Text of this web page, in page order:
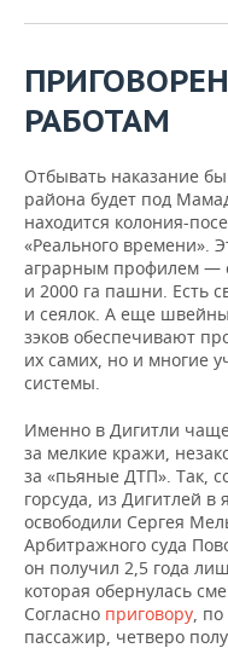
ВОЛЕЙБОЛ
КИБЕРСПОРТ
ФИГУРНОЕ КАТАНИЕ
ВОДНЫЕ ВИДЫ
ХОККЕЙ С МЯЧОМ
ИСТОРИЯ
КУЛЬТУРА
МЕДИЦИНА
ОБРАЗОВАНИЕ
ПРОИСШЕСТВИЯ
СПРАВОЧНИК
СПИСОК ПЕРСОН
СПИСОК КОМПАНИЙ
ПОЛНАЯ ВЕРСИЯ
РАБОТАМ
Отбывать наказание
района будет под
находится колония-
«Реального времени».
аграрным профилем —
и 2000 га пашни. Есть
и сеялок. А еще
зэков обеспечивают
их самих, но и многие
системы.
Именно в Дигитли
за мелкие кражи,
за «пьяные ДТП». Так,
горсуда, из Дигитлей в
освободили Сергея
Арбитражного суда
он получил 2,5 года
которая обернулась
Согласно приговору,
пассажир, четверо